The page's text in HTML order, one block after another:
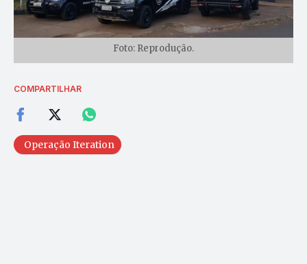
Foto: Reprodução.
COMPARTILHAR
Operação Iteration